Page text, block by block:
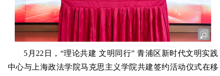
5月22日，“理论共建 文明同行” 青浦区新时代文明实践
中心与上海政法学院马克思主义学院共建签约活动仪式在移